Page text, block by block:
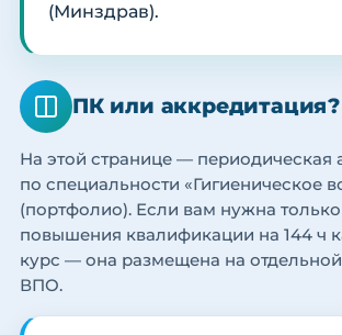
(Минздрав).
ПК или аккредитация?
На этой странице — периодическая
по специальности «Гигиеническое
(портфолио). Если вам нужна
повышения квалификации на 144 ч
курс — она размещена на
ВПО.